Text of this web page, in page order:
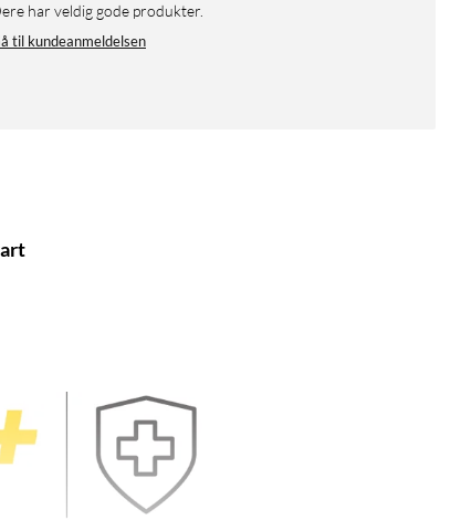
Dere har veldig gode produkter.
til kundeanmeldelsen